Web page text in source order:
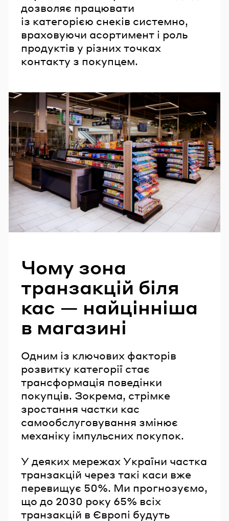
дозволяє працювати
із категорією снеків системно,
враховуючи асортимент і роль
продуктів у різних точках
контакту з покупцем.
Чому зона
транзакцій біля
кас — найцінніша
в магазині
Одним із ключових факторів
розвитку категорії стає
трансформація поведінки
покупців. Зокрема, стрімке
зростання частки кас
самообслуговування змінює
механіку імпульсних покупок.
У деяких мережах України частка
транзакцій через такі каси вже
перевищує 50%. Ми прогнозуємо,
що до 2030 року 65% всіх
транзакцій в Європі будуть